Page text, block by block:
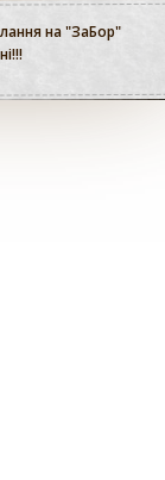
на "ЗаБор"